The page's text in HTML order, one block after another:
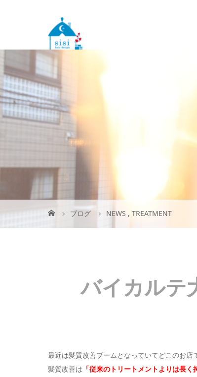
ブログ NEWS , TREATMENT
バイカルテ
最近は髪質改善ブームとなっていてどこのお店
髪質改善は 「従来のトリートメントよりは長